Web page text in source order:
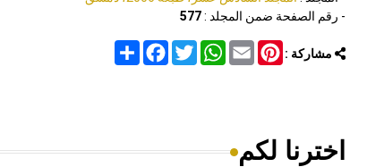
- رقم الصفحة ضمن المجلد :577
مشاركة : Share
FacebookTwitter
WhatsAppEmail
Pinterest
اخترنا لكم